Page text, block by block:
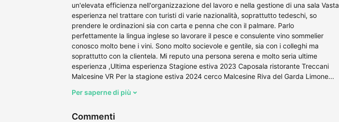
un'elevata efficienza nell'organizzazione del lavoro e nella gestione di una sala Vasta
esperienza nel trattare con turisti di varie nazionalità, soprattutto tedeschi, so
prendere le ordinazioni sia con carta e penna che con il palmare. Parlo
perfettamente la lingua inglese so lavorare il pesce e consulente vino sommelier
conosco molto bene i vini. Sono molto socievole e gentile, sia con i colleghi ma
soprattutto con la clientela. Mi reputo una persona serena e molto seria ultime
esperienza ,Ultima esperienza Stagione estiva 2023 Caposala ristorante Treccani
Malcesine VR Per la stagione estiva 2024 cerco Malcesine Riva del Garda Limone...
Per saperne di più
Commenti